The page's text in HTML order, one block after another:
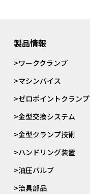
製品情報
>ワーククランプ
>マシンバイス
>ゼロポイントクランプ
>金型交換システム
>金型クランプ技術
>ハンドリング装置
>油圧バルブ
>治具部品